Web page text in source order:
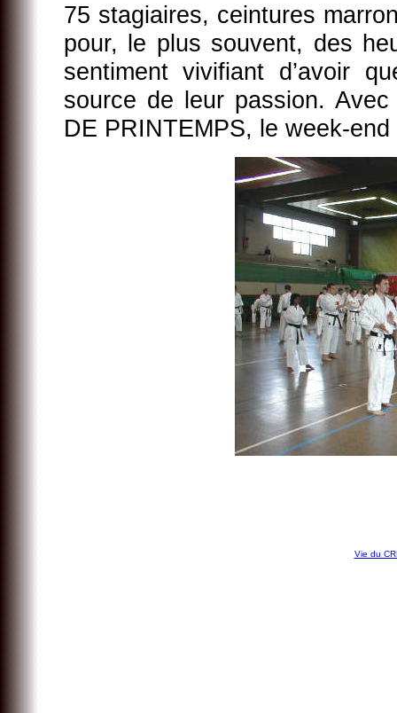
75 stagiaires, ceintures
pour, le plus souvent, des
sentiment vivifiant d’avoir
source de leur passion.
DE PRINTEMPS, le week-
Vie du